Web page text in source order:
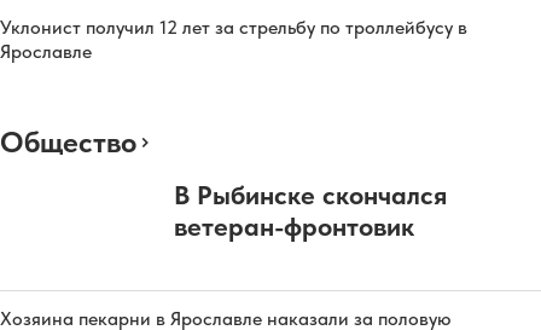
Уклонист получил 12 лет за стрельбу по троллейбусу в
Ярославле
Общество
В Рыбинске скончался
ветеран-фронтовик
Хозяина пекарни в Ярославле наказали за половую